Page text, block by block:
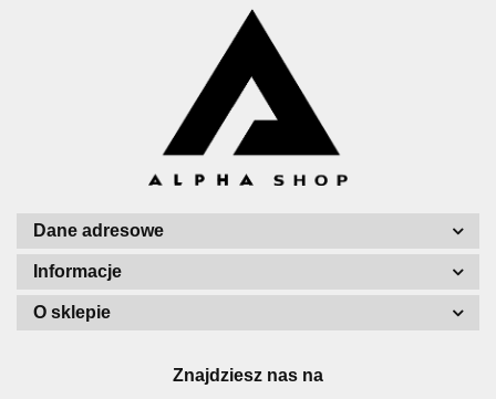
Dane adresowe
Informacje
O sklepie
Znajdziesz nas na